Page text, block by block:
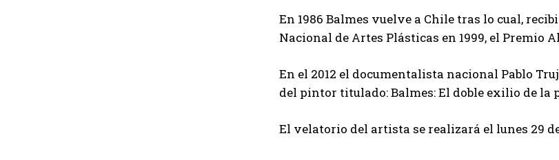
En 1986 Balmes vuelve a Chile tras lo cual,
Nacional de Artes Plásticas en 1999, el Premio
En el 2012 el documentalista nacional Pablo
del pintor titulado: Balmes: El doble exilio de la
El velatorio del artista se realizará el lunes 29